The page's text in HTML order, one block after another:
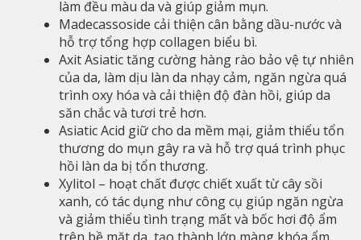
làm đều màu da và giúp giảm mụn.
Madecassoside cải thiện cân bằng dầu-nước và
hỗ trợ tổng hợp collagen biểu bì.
Axit Asiatic tăng cường hàng rào bảo vệ tự nhiên
của da, làm dịu làn da nhạy cảm, ngăn ngừa quá
trình oxy hóa và cải thiện độ đàn hồi, giúp da
săn chắc và tươi trẻ hơn.
Asiatic Acid giữ cho da mềm mại, giảm thiểu tổn
thương do mụn gây ra và hỗ trợ quá trình phục
hồi làn da bị tổn thương.
Xylitol – hoạt chất được chiết xuất từ ​​cây sồi
xanh, có tác dụng như công cụ giúp ngăn ngừa
và giảm thiểu tình trạng mất và bốc hơi độ ẩm
trên bề mặt da, tạo thành lớp màng khóa ẩm.